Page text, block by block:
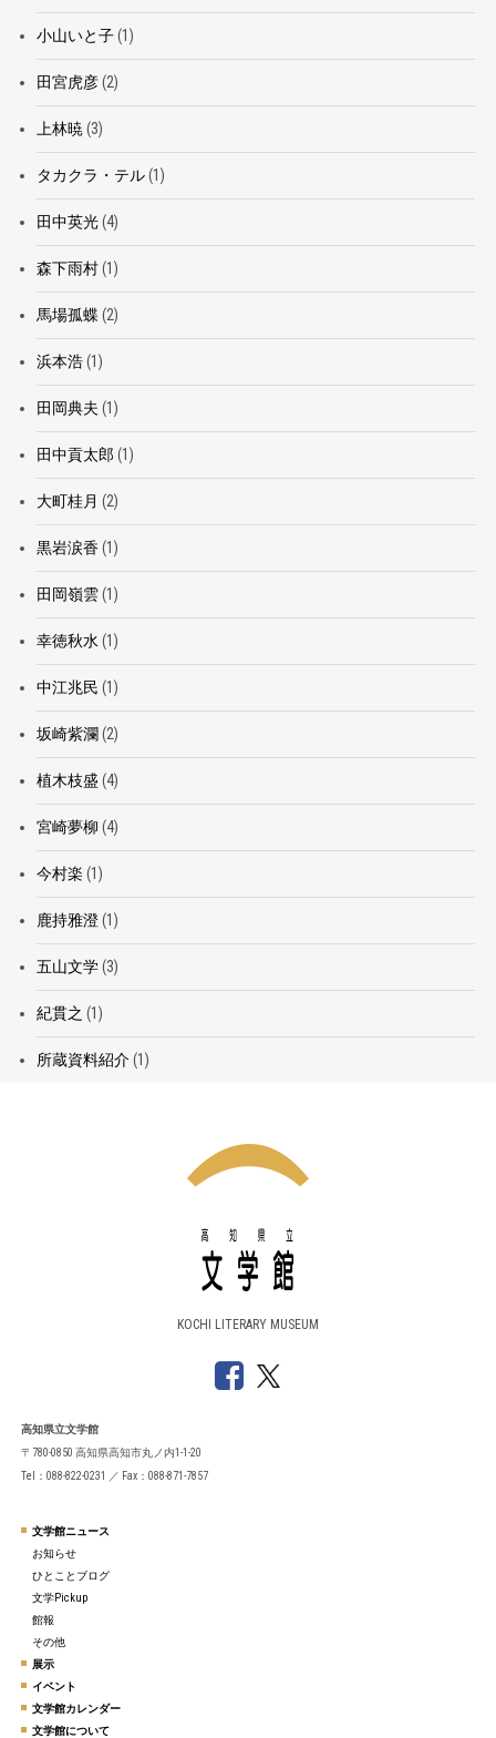
小山いと子(1)
田宮虎彦(2)
上林暁 (3)
タカクラ・テル(1)
田中英光(4)
森下雨村(1)
馬場孤蝶 (2)
浜本浩(1)
田岡典夫 (1)
田中貢太郎 (1)
大町桂月 (2)
黒岩涙香(1)
田岡嶺雲(1)
幸徳秋水 (1)
中江兆民 (1)
坂崎紫瀾 (2)
植木枝盛 (4)
宮崎夢柳 (4)
今村楽 (1)
鹿持雅澄(1)
五山文学(3)
紀貫之 (1)
所蔵資料紹介(1)
KOCHI LITERARY MUSEUM
高知県立文学館
〒780-0850 高知県高知市丸ノ内1-1-20
Tel：088-822-0231 ／ Fax：088-871-7857
文学館ニュース
お知らせ
ひとことブログ
文学Pickup
館報
その他
展示
イベント
文学館カレンダー
文学館について